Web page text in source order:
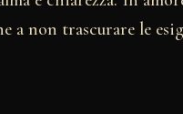
non trascurare le